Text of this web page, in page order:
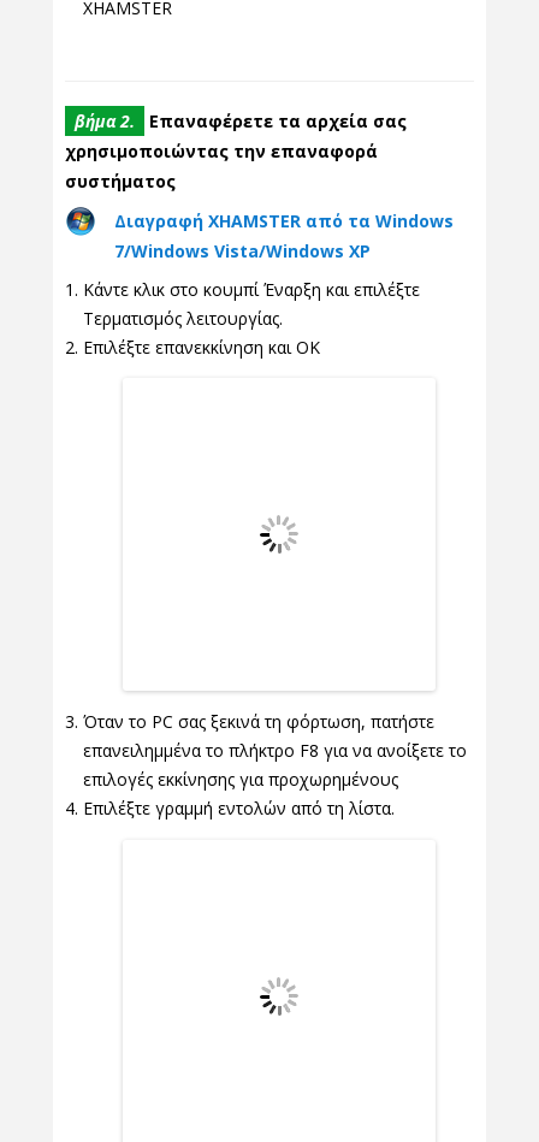
XHAMSTER
βήμα 2.
Επαναφέρετε τα αρχεία σας
χρησιμοποιώντας την επαναφορά
συστήματος
Διαγραφή XHAMSTER από τα Windows
7/Windows Vista/Windows XP
Κάντε κλικ στο κουμπί Έναρξη και επιλέξτε
Τερματισμός λειτουργίας.
Επιλέξτε επανεκκίνηση και ΟΚ
Όταν το PC σας ξεκινά τη φόρτωση, πατήστε
επανειλημμένα το πλήκτρο F8 για να ανοίξετε το
επιλογές εκκίνησης για προχωρημένους
Επιλέξτε γραμμή εντολών από τη λίστα.